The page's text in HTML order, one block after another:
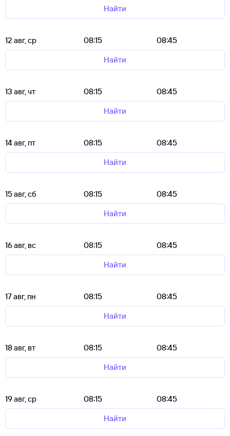
Найти
12 авг, ср 08:15
08:45
Найти
13 авг, чт 08:15
08:45
Найти
14 авг, пт 08:15
08:45
Найти
15 авг, сб 08:15
08:45
Найти
16 авг, вс 08:15
08:45
Найти
17 авг, пн 08:15
08:45
Найти
18 авг, вт 08:15
08:45
Найти
19 авг, ср 08:15
08:45
Найти